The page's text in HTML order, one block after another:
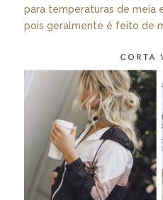
para temperaturas de meia
pois geralmente é feito de